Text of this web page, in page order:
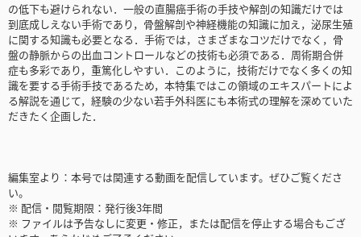
の低下も避けられない．一般の直腸癌手術の手技や解剖の知識だけでは
到底成しえない手術であり，骨盤解剖や神経機能の知識に加え，泌尿生殖
に関する知識も必要となる．手術では，さまざまなコツだけでなく，骨
盤の静脈からの出血コントロールなどの技術も必須である．周術期合併
症も多彩であり，重篤化しやすい．このように，技術だけでなく多くの知
識を要する手術手技であるため，本特集ではこの領域のエキスパートによ
る解説を通じて，経験の少ない若手外科医にも本術式の理解を深めていた
だきたく企画した．
編集室より：本号では関連する動画を配信しています。ぜひご覧くださ
い。
※ 配信・閲覧期限：発行後3年間
※ ファイルは予告なしに変更・修正，または配信を停止する場合もござ